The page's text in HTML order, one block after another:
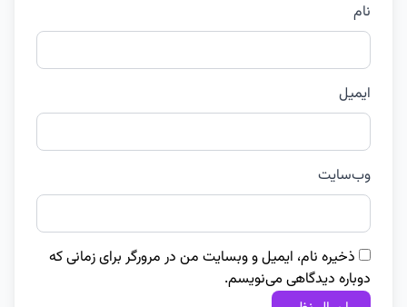
نام
ایمیل
وب‌سایت
ذخیره نام، ایمیل و وبسایت من در مرورگر برای زمانی که
دوباره دیدگاهی می‌نویسم.